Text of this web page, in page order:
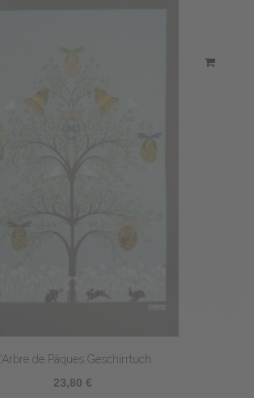
de Pâques Geschirrtuch
23,80 €